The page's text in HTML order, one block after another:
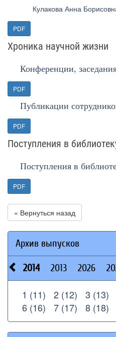
Кулакова Анна
PDF
Хроника научной жизни
Конференции,
PDF
Публикации
PDF
Поступления в
Поступления в
PDF
« Вернуться назад
Архив выпусков
2014 2013 2026
1 (11) 2 (12) 3 (13)
6 (16)
7 (17) 8 (18)